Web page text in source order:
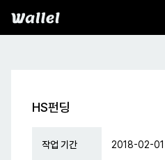
Wallel
HS펀딩
작업 기간 2018-02-